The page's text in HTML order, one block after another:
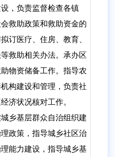
，负责监督检查各镇
会救助政策和救助资金的
订医疗、住房、教育、
救助相关办法。承办区
物资储备工作。指导农
构建设和管理，负责社
济状况核对工作。
城乡基层群众自治组织建
政策，指导城乡社区治
能力建设，指导城乡基